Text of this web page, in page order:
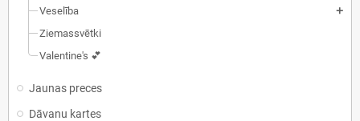
Veselība add
Ziemassvētki
Valentine's 💕
Jaunas preces
Dāvanu kartes